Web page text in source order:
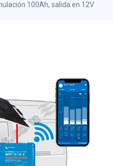
100Ah, salida en 12V